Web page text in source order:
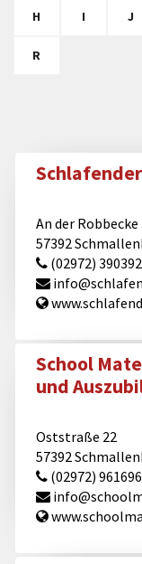
H I J
R
Schlafender
An der Robbecke
57392
(02972) 390392
School
und
Oststraße 22
57392
(02972) 961696